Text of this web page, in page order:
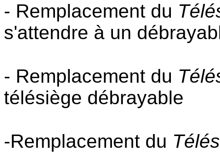
- Remplacement du
s'attendre à un
- Remplacement du
télésiège débrayable
-Remplacement du